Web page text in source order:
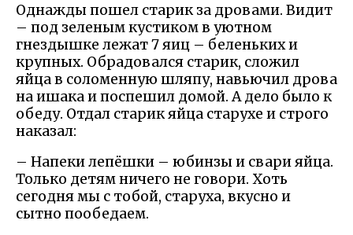
Однажды пошел старик за дровами. Видит
– под зеленым кустиком в уютном
гнездышке лежат 7 яиц – беленьких и
крупных. Обрадовался старик, сложил
яйца в соломенную шляпу, навьючил дрова
на ишака и поспешил домой. А дело было к
обеду. Отдал старик яйца старухе и строго
наказал:
– Напеки лепёшки – юбинзы и свари яйца.
Только детям ничего не говори. Хоть
сегодня мы с тобой, старуха, вкусно и
сытно пообедаем.